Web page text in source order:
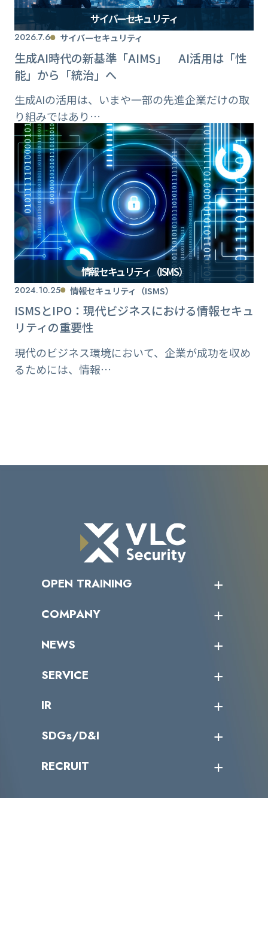
サイバーセキュリティ
2026.7.6 サイバーセキュリティ
生成AI時代の新基準「AIMS」 AI活用は「性
能」から「統治」へ
生成AIの活用は、いまや一部の先進企業だけの取
り組みではあり…
情報セキュリティ（ISMS）
2024.10.25 情報セキュリティ（ISMS）
ISMSとIPO：現代ビジネスにおける情報セキュ
リティの重要性
現代のビジネス環境において、企業が成功を収め
るためには、情報…
OPEN TRAINING
受講者の声
COMPANY
トップメッセージ
ミッション／ビジョン
パートナー企業一覧
NEWS
サイバーニュース
SERVICE
カテゴリー別サービス一覧
IR
IRカレンダー
IRライブラリー
株式情報
SDGs/D&I
当グループのマテリアリティ
SDGs推進体制
RECRUIT
募集職種一覧